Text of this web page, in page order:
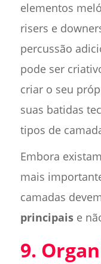
elementos
risers e
percussão
pode ser
criar o seu
suas batidas
tipos de
Embora
mais
camadas
principaise
9.